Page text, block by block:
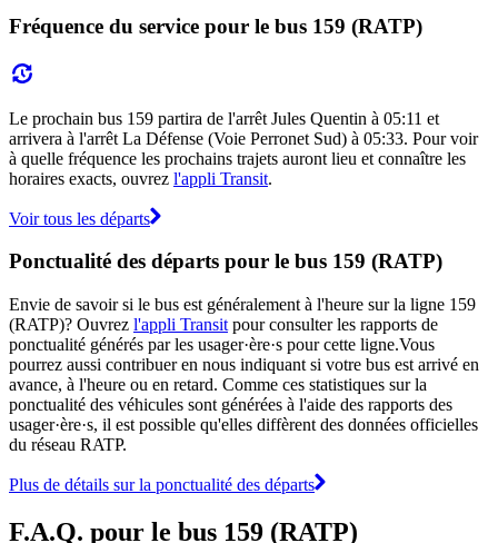
Fréquence du service pour le bus 159 (RATP)
Le prochain bus 159 partira de l'arrêt Jules Quentin à 05:11 et
arrivera à l'arrêt La Défense (Voie Perronet Sud) à 05:33. Pour voir
à quelle fréquence les prochains trajets auront lieu et connaître les
horaires exacts, ouvrez l'appli Transit.
Voir tous les départs
Ponctualité des départs pour le bus 159 (RATP)
Envie de savoir si le bus est généralement à l'heure sur la ligne 159
(RATP)? Ouvrez l'appli Transit pour consulter les rapports de
ponctualité générés par les usager·ère·s pour cette ligne.Vous
pourrez aussi contribuer en nous indiquant si votre bus est arrivé en
avance, à l'heure ou en retard. Comme ces statistiques sur la
ponctualité des véhicules sont générées à l'aide des rapports des
usager·ère·s, il est possible qu'elles diffèrent des données officielles
du réseau RATP.
Plus de détails sur la ponctualité des départs
F.A.Q. pour le bus 159 (RATP)